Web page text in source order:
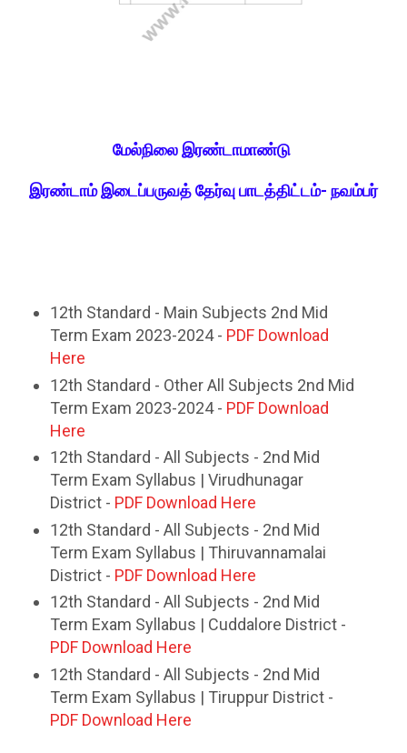
மேல்நிலை இரண்டாமாண்டு
இரண்டாம்‌ இடைப்பருவத்‌ தேர்வு பாடத்திட்டம்‌- நவம்பர்‌
12th Standard - Main Subjects 2nd Mid
Term Exam 2023-2024 - PDF Download
Here
12th Standard - Other All Subjects 2nd Mid
Term Exam 2023-2024 - PDF Download
Here
12th Standard - All Subjects - 2nd Mid
Term Exam Syllabus | Virudhunagar
District - PDF Download Here
12th Standard - All Subjects - 2nd Mid
Term Exam Syllabus | Thiruvannamalai
District - PDF Download Here
12th Standard - All Subjects - 2nd Mid
Term Exam Syllabus | Cuddalore District -
PDF Download Here
12th Standard - All Subjects - 2nd Mid
Term Exam Syllabus | Tiruppur District -
PDF Download Here